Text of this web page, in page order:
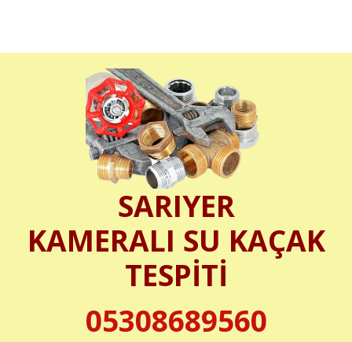
SARIYER
KAMERALI SU KAÇAK
TESPİTİ
05308689560